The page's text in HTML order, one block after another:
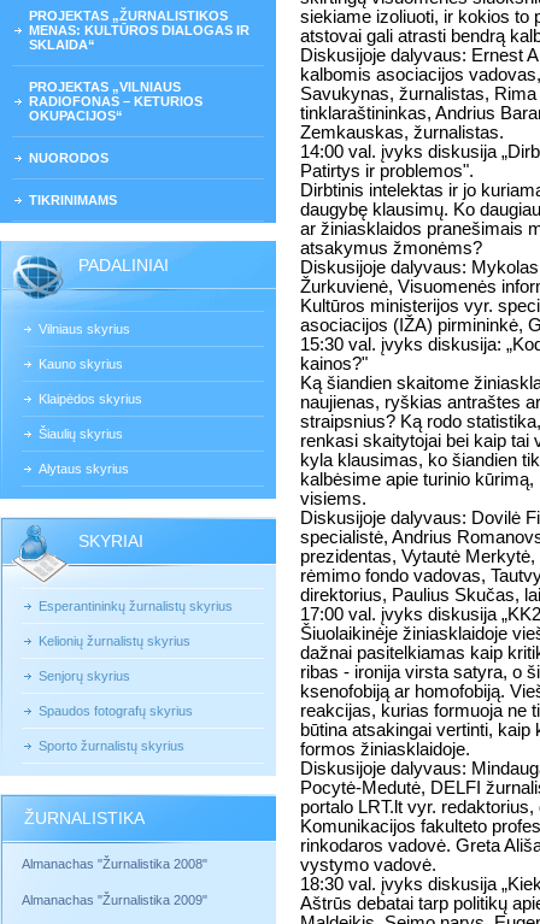
PROJEKTAS „ŽURNALISTIKOS
MENAS: KULTŪROS DIALOGAS IR
SKLAIDA“
PROJEKTAS „VILNIAUS
RADIOFONAS – KETURIOS
OKUPACIJOS“
NUORODOS
TIKRINIMAMS
PADALINIAI
Vilniaus skyrius
Kauno skyrius
Klaipėdos skyrius
Šiaulių skyrius
Alytaus skyrius
SKYRIAI
Esperantininkų žurnalistų skyrius
Kelionių žurnalistų skyrius
Senjorų skyrius
Spaudos fotografų skyrius
Sporto žurnalistų skyrius
ŽURNALISTIKA
Almanachas "Žurnalistika 2008"
Almanachas "Žurnalistika 2009"
siekiame izoliuoti, ir kokios to
atstovai gali atrasti bendrą
Diskusijoje dalyvaus: Ernest
kalbomis asociacijos
Savukynas, žurnalistas,
tinklaraštininkas, Andrius
Zemkauskas, žurnalistas.
14:00 val. įvyks diskusija
Patirtys ir problemos".
Dirbtinis intelektas ir jo
daugybę klausimų. Ko
ar žiniasklaidos pranešimais
atsakymus žmonėms?
Diskusijoje dalyvaus:
Žurkuvienė, Visuomenės
Kultūros ministerijos vyr.
asociacijos (IŽA) pirmininkė,
15:30 val. įvyks diskusija:
kainos?"
Ką šiandien skaitome
naujienas, ryškias antraštes
straipsnius? Ką rodo
renkasi skaitytojai bei kaip tai
kyla klausimas, ko šiandien
kalbėsime apie turinio
visiems.
Diskusijoje dalyvaus: Dovilė
specialistė, Andrius
prezidentas, Vytautė
rėmimo fondo vadovas,
direktorius, Paulius Skučas,
17:00 val. įvyks diskusija
Šiuolaikinėje žiniasklaidoje
dažnai pasitelkiamas kaip
ribas - ironija virsta satyra, o
ksenofobiją ar homofobiją.
reakcijas, kurias formuoja ne
būtina atsakingai vertinti,
formos žiniasklaidoje.
Diskusijoje dalyvaus:
Pocytė-Medutė, DELFI
portalo LRT.lt vyr.
Komunikacijos fakulteto
rinkodaros vadovė. Greta
vystymo vadovė.
18:30 val. įvyks diskusija
Aštrūs debatai tarp politikų